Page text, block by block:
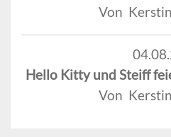
Von
Hello Kitty und Steiff
Von